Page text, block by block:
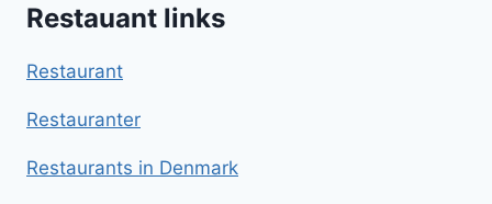
Restauant links
Restaurant
Restauranter
Restaurants in Denmark